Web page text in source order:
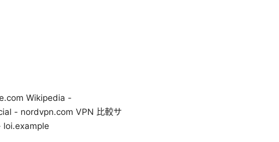
Wikipedia -
- nordvpn.com VPN 比較サ
loi.example